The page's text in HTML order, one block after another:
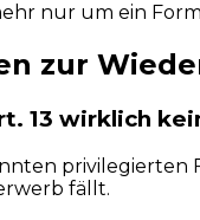
nur um ein
zur
13 wirklich
privilegierten
fällt.